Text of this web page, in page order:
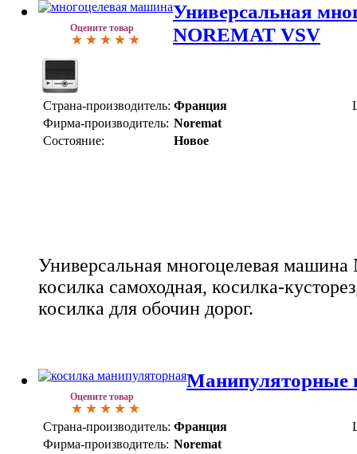
Оцените товар
Универсальная
NOREMAT VSV
Страна-производитель: Франция
Фирма-производитель: Noremat
Состояние:
Новое
Универсальная многоцелевая
косилка самоходная, косилка-
косилка для обочин дорог.
Оцените товар
Манипуляторные
Страна-производитель: Франция
Фирма-производитель: Noremat